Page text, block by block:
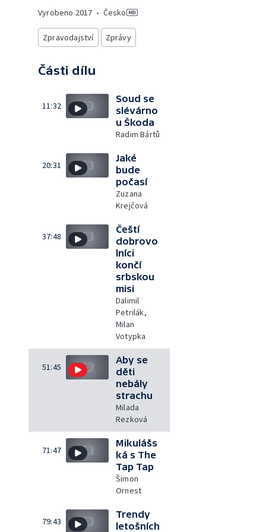
Vyrobeno 2017 • Česko
Zpravodajství Zprávy
Části dílu
11:32
Soud se
slévárno
u Škoda
Radim Bártů
20:31
Jaké
bude
počasí
Zuzana
Krejčová
37:48
Čeští
dobrovo
lníci
končí
srbskou
misi
Dalimil
Petrilák,
Milan
Votypka
51:45
Aby se
děti
nebály
strachu
Milada
Rezková
71:47
Mikulášs
ká s The
Tap Tap
Šimon
Ornest
79:43
Trendy
letošních